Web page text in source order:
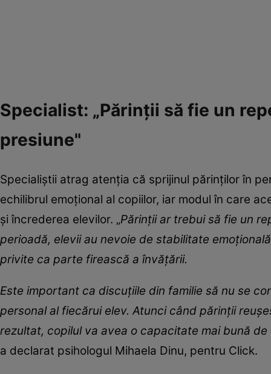
Specialist: „Părinții să fie un
presiune"
Specialiștii atrag atenția că sprijinul părinților în
echilibrul emoțional al copiilor, iar modul în care
și încrederea elevilor. „Părinții ar trebui să fie un
perioadă, elevii au nevoie de stabilitate
privite ca parte firească a învățării.
Este important ca discuțiile din familie să nu se
personal al fiecărui elev. Atunci când părinții
rezultat, copilul va avea o capacitate mai bună
a declarat psihologul Mihaela Dinu, pentru Click.